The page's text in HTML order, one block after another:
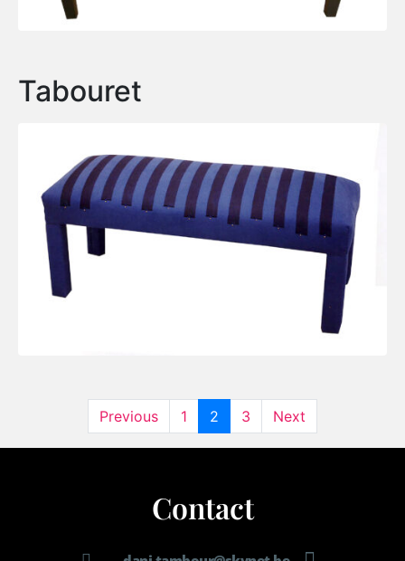
Tabouret
Previous 1 2 3 Next
Contact